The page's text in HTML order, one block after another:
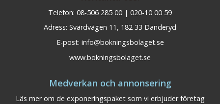
Gammelgården Sälen
Hela Gammelgården renoverades in i minsta
detalj 2006 och har nu fått ett exklusivt
Telefon: 08-506 285 00 | 020-10 00 59
Adress: Svärdvägen 11, 182 33 Danderyd
E-post: info@bokningsbolaget.se
www.bokningsbolaget.se
Medverkan och annonsering
Läs mer om de exponeringspaket som vi erbjuder företag